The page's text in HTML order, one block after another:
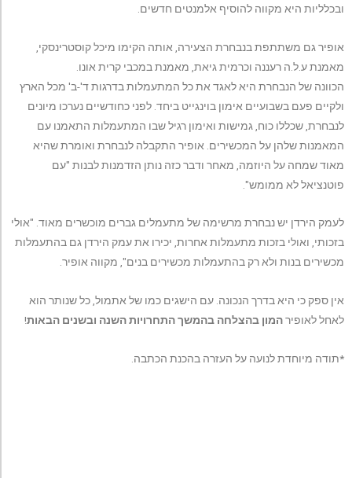
ובכלליות היא מקווה להוסיף אלמנטים חדשים.
אופיר גם משתתפת בנבחרת הצעירה, אותה הקימו מיכל קוסטרינסקי,
מאמנת ע.ל.ה רעננה וכרמית גיאת, מאמנת במכבי קרית אונו.
הכוונה של הנבחרת היא לאגד את כל המתעמלות בדרגות ד'-ב' מכל הארץ
ולקיים פעם בשבועיים אימון בוינגייט ביחד. לפני כחודשיים נערכו מיונים
לנבחרת, שכללו כוח, גמישות ואימון רגיל שבו המתעמלות התאמנו עם
המאמנות שלהן על המכשירים. אופיר התקבלה לנבחרת ואומרת שהיא
מאוד שמחה על היוזמה, מאחר ודבר כזה נותן הזדמנות לבנות "עם
פוטנציאל לא ממומש".
לעמק הירדן יש נבחרת מרשימה של מתעמלים גברים מוכשרים מאוד. "אולי
בזכותי, ואולי בזכות מתעמלות אחרות, יכירו את עמק הירדן גם בהתעמלות
מכשירים בנות ולא רק בהתעמלות מכשירים בנים", מקווה אופיר.
אין ספק כי היא בדרך הנכונה. עם הישגים כמו של אתמול, כל שנותר הוא
לאחל לאופירהמון בהצלחה בהמשך התחרויות השנה ובשנים הבאות!
*תודה מיוחדת לנועה על העזרה בהכנת הכתבה.